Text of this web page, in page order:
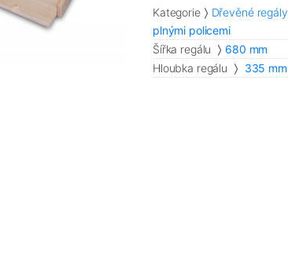
Kategorie Dřevěné regály
plnými policemi
Šířka regálu
680 mm
Hloubka regálu
335 mm